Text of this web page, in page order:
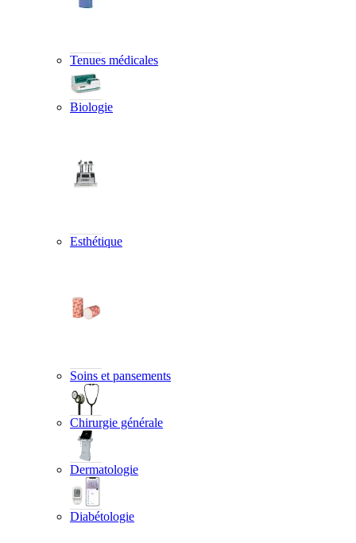
Tenues médicales
Biologie
Esthétique
Soins et pansements
Chirurgie générale
Dermatologie
Diabétologie